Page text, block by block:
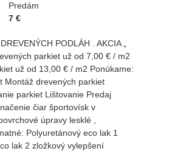
Predám
7 €
PODLÁH . AKCIA „
parkiet už od 7,00 € / m2
už od 13,00 € / m2 Ponúkame:
Montáž drevených parkiet
parkiet Lištovanie Predaj
čiar športovísk v
úpravy lesklé ,
Polyuretánový eco lak 1
lak 2 zložkový vylepšení